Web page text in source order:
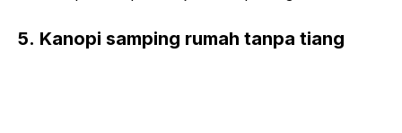
5. Kanopi samping rumah tanpa tiang